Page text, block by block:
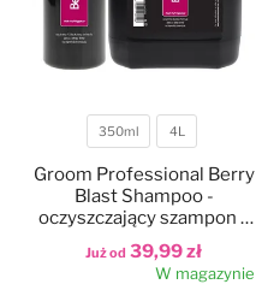
Pojemność
350ml 4L
Już od 39,99 zł
Groom Professional Berry
Blast Shampoo -
oczyszczający szampon z
ekstraktem z jeżyn i malin,
do każdej sierści,
koncentrat 1:10
W magazynie